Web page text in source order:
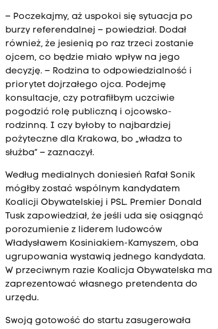
– Poczekajmy, aż uspokoi się sytuacja po
burzy referendalnej – powiedział. Dodał
również, że jesienią po raz trzeci zostanie
ojcem, co będzie miało wpływ na jego
decyzję. – Rodzina to odpowiedzialność i
priorytet dojrzałego ojca. Podejmę
konsultacje, czy potrafiłbym uczciwie
pogodzić rolę publiczną i ojcowsko-
rodzinną. I czy byłoby to najbardziej
pożyteczne dla Krakowa, bo „władza to
służba” – zaznaczył.
Według medialnych doniesień Rafał Sonik
mógłby zostać wspólnym kandydatem
Koalicji Obywatelskiej i PSL. Premier Donald
Tusk zapowiedział, że jeśli uda się osiągnąć
porozumienie z liderem ludowców
Władysławem Kosiniakiem-Kamyszem, oba
ugrupowania wystawią jednego kandydata.
W przeciwnym razie Koalicja Obywatelska ma
zaprezentować własnego pretendenta do
urzędu.
Swoją gotowość do startu zasugerowała